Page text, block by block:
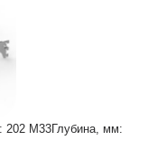
202 M33Глубина, мм: